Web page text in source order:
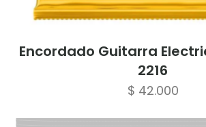
Encordado Guitarra
2216
$ 42.000